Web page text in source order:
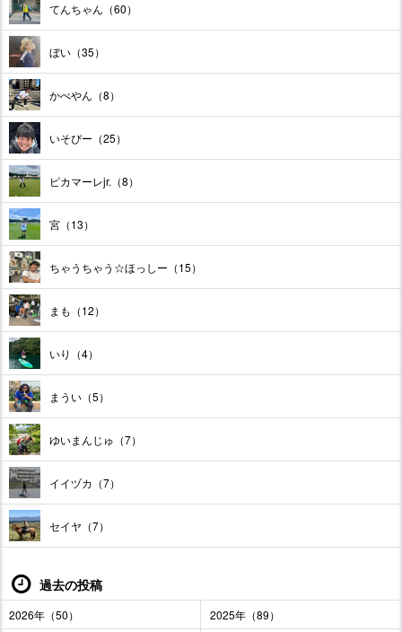
てんちゃん（60）
ぼい（35）
かべやん（8）
いそぴー（25）
ピカマーレjr.（8）
宮（13）
ちゃうちゃう☆ほっしー（15）
まも（12）
いり（4）
まうい（5）
ゆいまんじゅ（7）
イイヅカ（7）
セイヤ（7）
過去の投稿
2026年（50）
2025年（89）